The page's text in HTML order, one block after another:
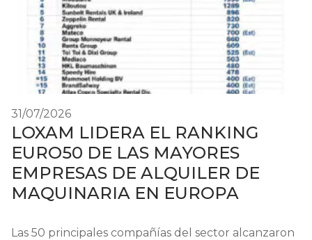
31/07/2026
LOXAM LIDERA EL RANKING
EURO50 DE LAS MAYORES
EMPRESAS DE ALQUILER DE
MAQUINARIA EN EUROPA
Las 50 principales compañías del sector alcanzaron